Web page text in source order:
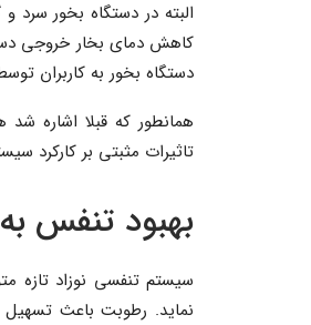
البته در دستگاه بخور
کاهش دمای بخار خروجی
دستگاه بخور به کاربران
همانطور که قبلا اشاره
تاثیرات مثبتی بر کارکرد
بهبود تنفس
سیستم تنفسی نوزاد تازه
نماید. رطوبت باعث